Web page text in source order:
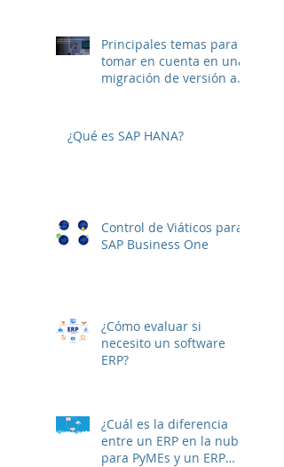
Principales temas para
tomar en cuenta en una
migración de versión a
¿Qué es SAP HANA?
Control de Viáticos para
SAP Business One
¿Cómo evaluar si
necesito un software
ERP?
¿Cuál es la diferencia
entre un ERP en la nube
para PyMEs y un ERP